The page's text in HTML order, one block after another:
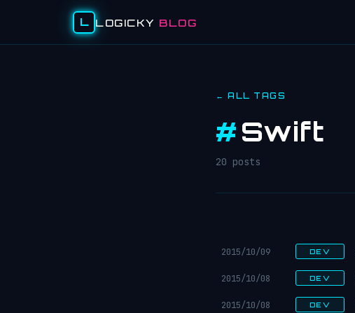
L LOGICKY BLOG
← ALL TAGS
#Swift
20 posts
2015/10/09 DEV
2015/10/08 DEV
2015/10/08 DEV